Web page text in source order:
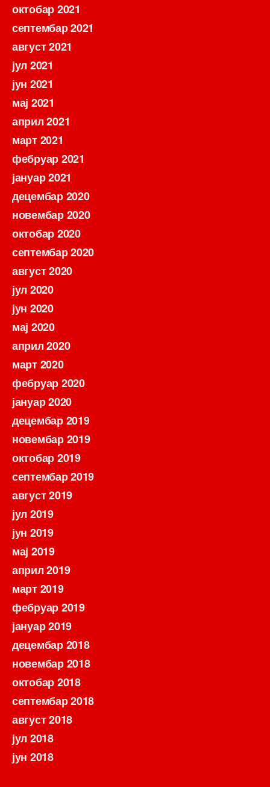
октобар 2021
септембар 2021
август 2021
јул 2021
јун 2021
мај 2021
април 2021
март 2021
фебруар 2021
јануар 2021
децембар 2020
новембар 2020
октобар 2020
септембар 2020
август 2020
јул 2020
јун 2020
мај 2020
април 2020
март 2020
фебруар 2020
јануар 2020
децембар 2019
новембар 2019
октобар 2019
септембар 2019
август 2019
јул 2019
јун 2019
мај 2019
април 2019
март 2019
фебруар 2019
јануар 2019
децембар 2018
новембар 2018
октобар 2018
септембар 2018
август 2018
јул 2018
јун 2018